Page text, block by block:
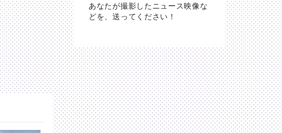
あなたが撮影したニュース映像な
どを、送ってください！